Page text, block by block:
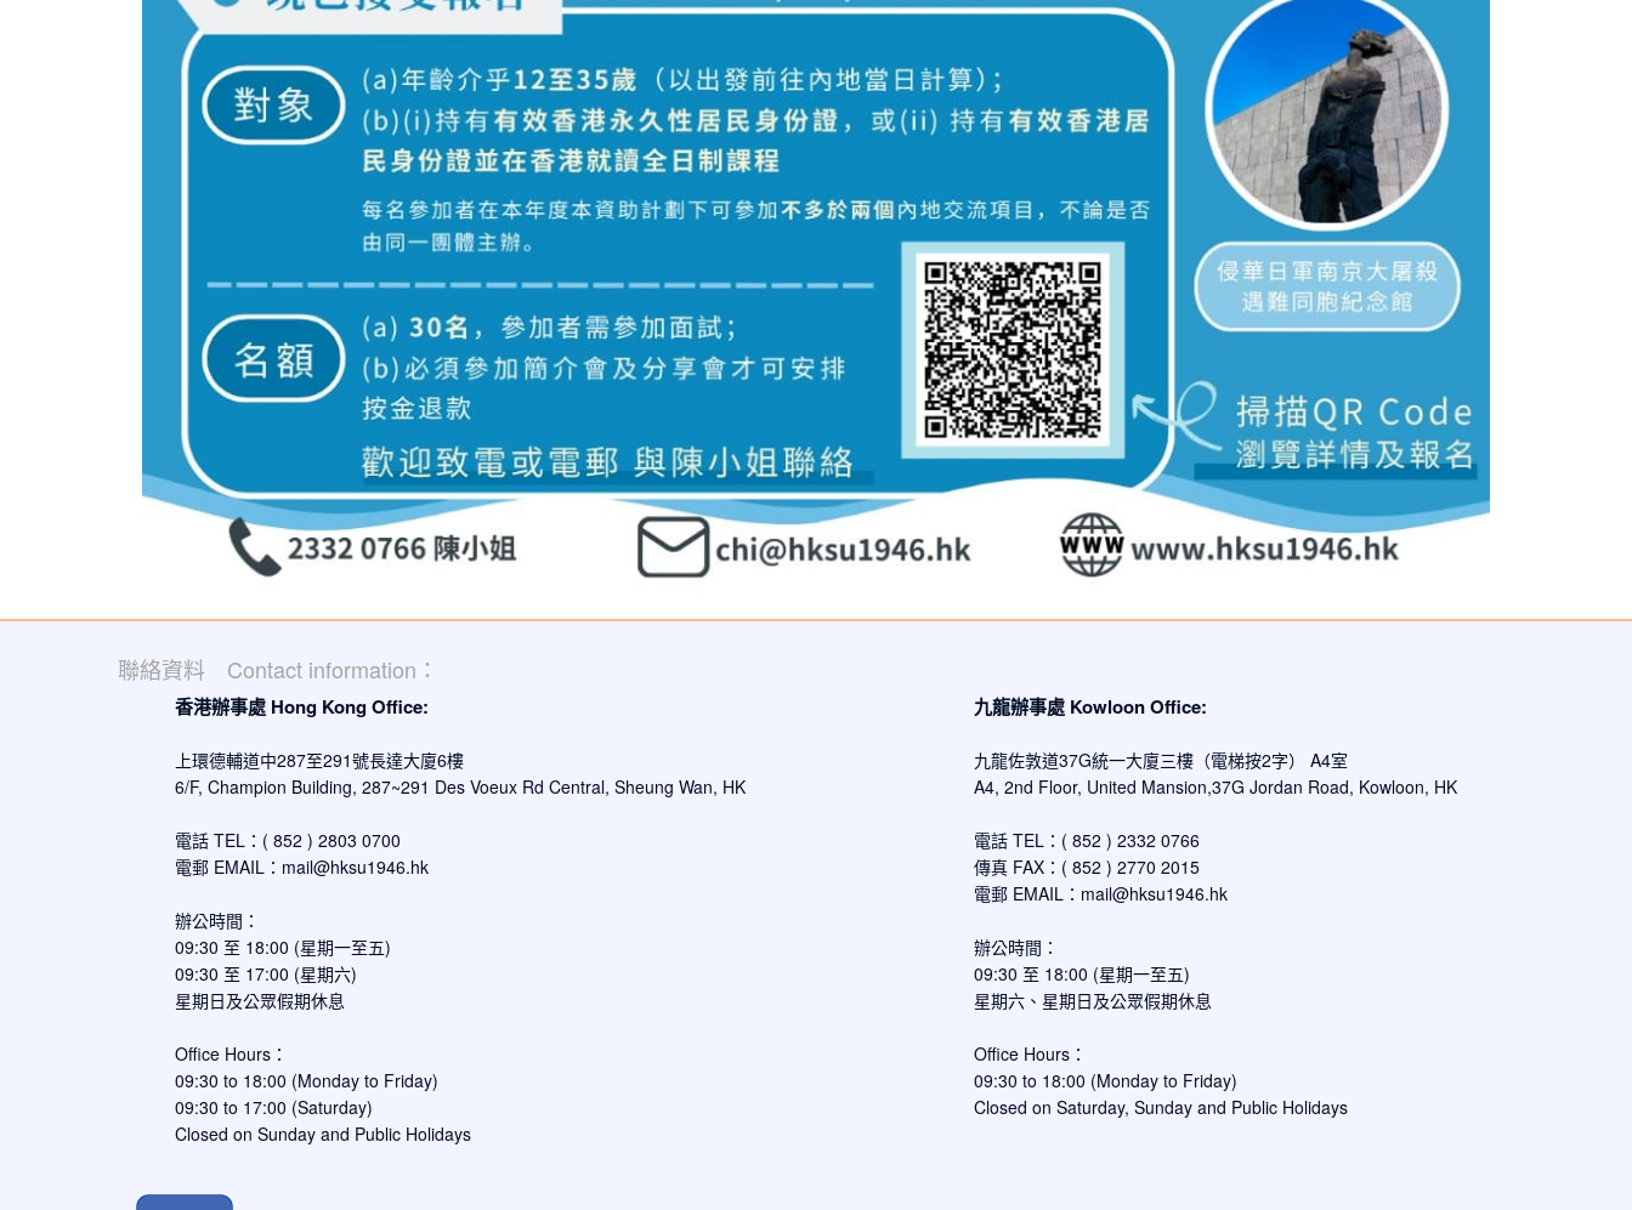
聯絡資料 Contact information：
香港辦事處 Hong Kong Office:
上環德輔道中287至291號長達大廈6樓
6/F, Champion Building, 287~291 Des Voeux Rd Central, Sheung Wan, HK
電話 TEL：( 852 ) 2803 0700
電郵 EMAIL： mail@hksu1946.hk
辦公時間：
09:30 至 18:00 (星期一至五)
09:30 至 17:00 (星期六)
星期日及公眾假期休息
Office Hours：
09:30 to 18:00 (Monday to Friday)
09:30 to 17:00 (Saturday)
Closed on Sunday and Public Holidays
九龍辦事處 Kowloon Office:
九龍佐敦道37G統一大廈三樓（電梯按2字） A4室
A4, 2nd Floor, United Mansion,37G Jordan Road, Kowloon, HK
電話 TEL：( 852 ) 2332 0766
傳真 FAX：( 852 ) 2770 2015
電郵 EMAIL： mail@hksu1946.hk
辦公時間：
09:30 至 18:00 (星期一至五)
星期六、星期日及公眾假期休息
Office Hours：
09:30 to 18:00 (Monday to Friday)
Closed on Saturday, Sunday and Public Holidays